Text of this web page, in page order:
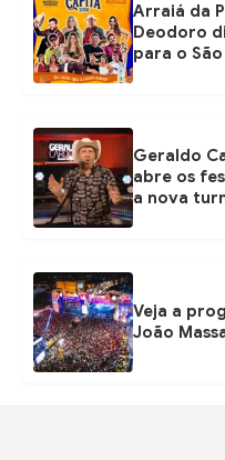
Arraiá da
Deodoro
para o
Geraldo
abre os
a nova
Veja a
João